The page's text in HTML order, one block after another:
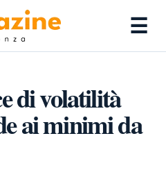
☰
di volatilità
ai minimi da